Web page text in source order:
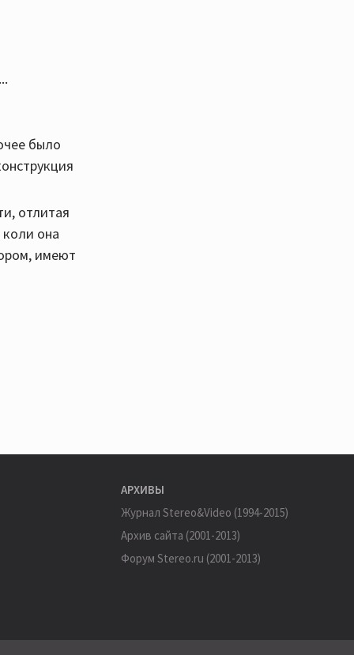
-
было
отлитая
она
имеют
АРХИВЫ
Журнал Stereo&Video (1994-2015)
Архив сайта (2001-2013)
Форум Stereo.ru (2001-2013)